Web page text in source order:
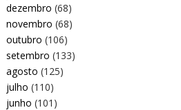
dezembro (68)
novembro (68)
outubro (106)
setembro (133)
agosto (125)
julho (110)
junho (101)